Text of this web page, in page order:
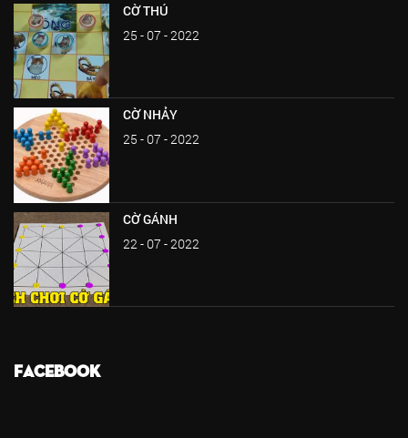
CỜ THÚ
25 - 07 - 2022
CỜ NHẢY
25 - 07 - 2022
CỜ GÁNH
22 - 07 - 2022
FACEBOOK